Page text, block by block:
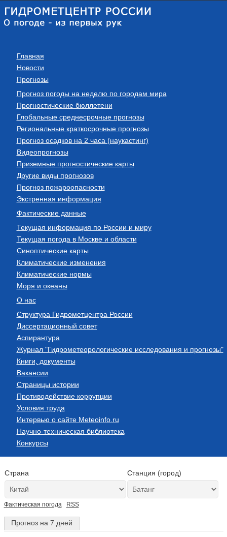
Главная
Новости
Прогнозы
Прогноз погоды на неделю по городам мира
Прогностические бюллетени
Глобальные среднесрочные прогнозы
Региональные краткосрочные прогнозы
Прогноз осадков на 2 часа (наукастинг)
Видеопрогнозы
Приземные прогностические карты
Другие виды прогнозов
Прогноз пожароопасности
Экстренная информация
Фактические данные
Текущая информация по России и миру
Текущая погода в Москве и области
Синоптические карты
Климатические изменения
Климатические нормы
Моря и океаны
О нас
Структура Гидрометцентра России
Диссертационный совет
Аспирантура
Журнал "Гидрометеорологические исследования и прогнозы"
Книги, документы
Вакансии
Страницы истории
Противодействие коррупции
Условия труда
Интервью о сайте Meteoinfo.ru
Научно-техническая библиотека
Конкурсы
Страна Станция (город)
Фактическая погода RSS
Прогноз на 7 дней